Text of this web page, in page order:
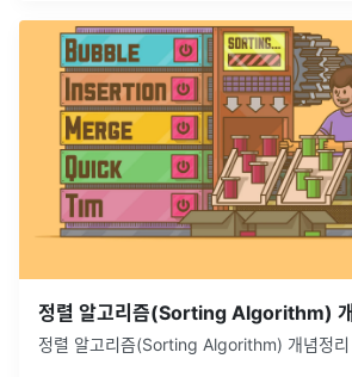
정렬 알고리즘(Sorting Algorithm) 개
정렬 알고리즘(Sorting Algorithm) 개념정리